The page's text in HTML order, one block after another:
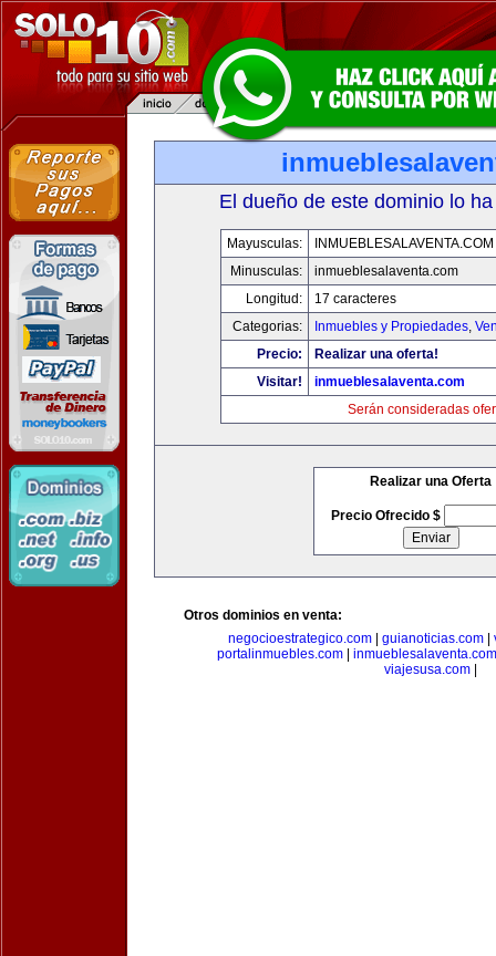
El dueño de este dominio lo
Mayusculas:
INMUEBLESALAVENTA.COM
Minusculas:
inmueblesalaventa.com
Longitud:
17 caracteres
Categorias:
Inmuebles y Propiedades,
Precio:
Realizar una oferta!
Visitar!
inmueblesalaventa.com
Serán consideradas
Realizar una Oferta
Precio Ofrecido $
Otros dominios en venta:
negocioestrategico.com| guianoticias.com|
portalinmuebles.com
inmueblesalaventa.com
viajesusa.com